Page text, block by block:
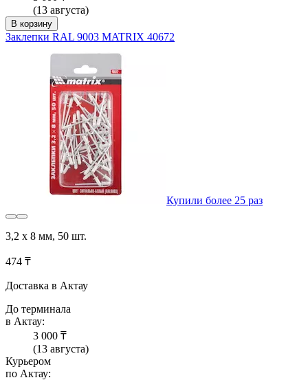
(13 августа)
В корзину
Заклепки RAL 9003 MATRIX 40672
Купили более 25 раз
3,2 х 8 мм, 50 шт.
474 ₸
Доставка в Актау
До терминала
в Актау:
3 000 ₸
(13 августа)
Курьером
по Актау: